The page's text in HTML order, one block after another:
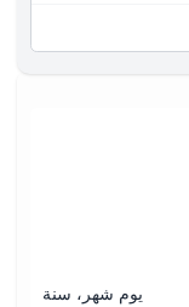
يوم شهر، سنة